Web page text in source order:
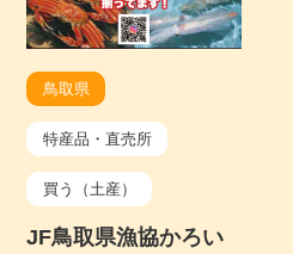
鳥取県
特産品・直売所
買う（土産）
JF鳥取県漁協かろい